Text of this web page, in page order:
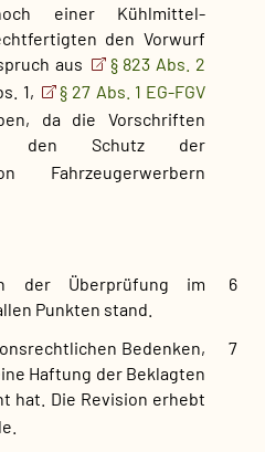
einer Kühlmittel-
den Vorwurf
aus
§ 823 Abs. 2
1,
§ 27 Abs. 1 EG-FGV
da die Vorschriften
den Schutz der
Fahrzeugerwerbern
6
der Überprüfung im
Punkten stand.
7
Bedenken,
Haftung der Beklagten
hat. Die Revision erhebt